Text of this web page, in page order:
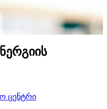
ცენტრი